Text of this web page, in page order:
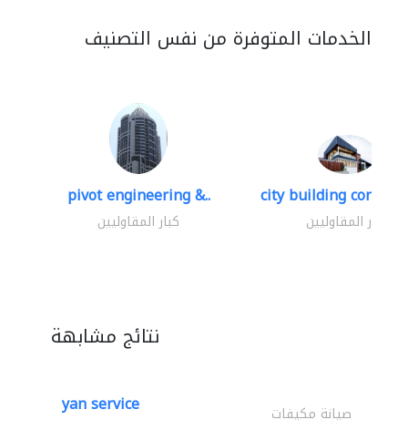
الخدمات المتوفرة من نفس التصنيف
pivot engineering &..
كبار المقاوليين
city building
كبار المقاوليين
نتائج مشابهة
yan service صيانة مكيفات